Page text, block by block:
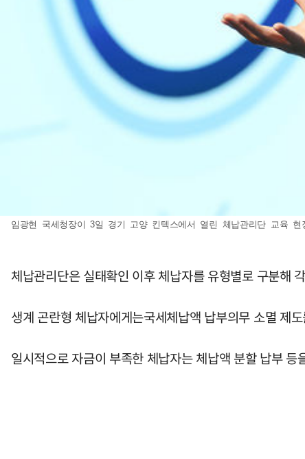
임광현 국세청장이 3일 경기 고양 킨텍스에서 열린 체납관리단 교육
체납관리단은 실태확인 이후 체납자를 유형별로 구분해
생계 곤란형 체납자에게는국세체납액 납부의무 소멸 제
일시적으로 자금이 부족한 체납자는 체납액 분할 납부